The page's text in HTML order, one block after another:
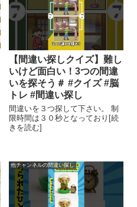
【間違い探しクイズ】難し
いけど面白い！3つの間違
いを探そう＃ #クイズ #脳
トレ #間違い探し
間違いを３つ探して下さい。 制
限時間は３０秒となっており[続
きを読む]
他チャンネルの間違い探し